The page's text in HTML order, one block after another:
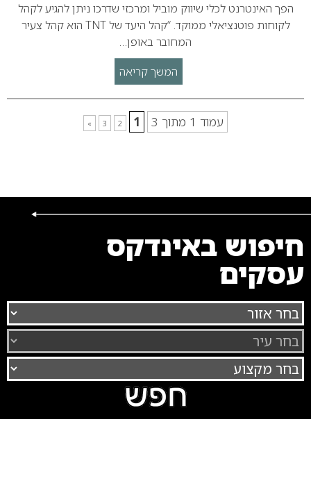
הפך האינטרנט לכלי שיווק מוביל ומרכזי שדרכו ניתן להגיע לקהל
לקוחות פוטנציאלי ממוקד. “קהל היעד של TNT הוא קהל צעיר
המחובר באופן…
המשך קריאה
עמוד 1 מתוך 3 1
2
3
»
חיפוש באינדקס
עסקים